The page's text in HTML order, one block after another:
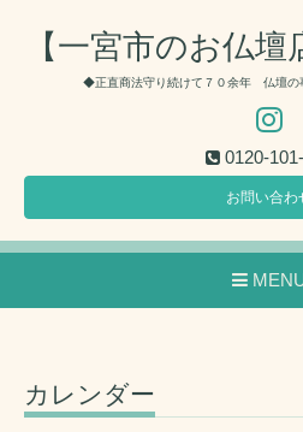
【一宮市のお仏
◆正直商法守り続けて７０余年 仏壇の
0120-
お問い合わ
カレンダー